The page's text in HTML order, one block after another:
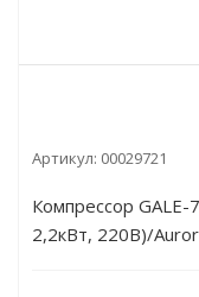
Артикул: 00029721
Компрессор
2,2кВт, 220В)/